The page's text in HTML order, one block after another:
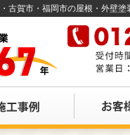
賀市・福岡市の屋根・外壁塗